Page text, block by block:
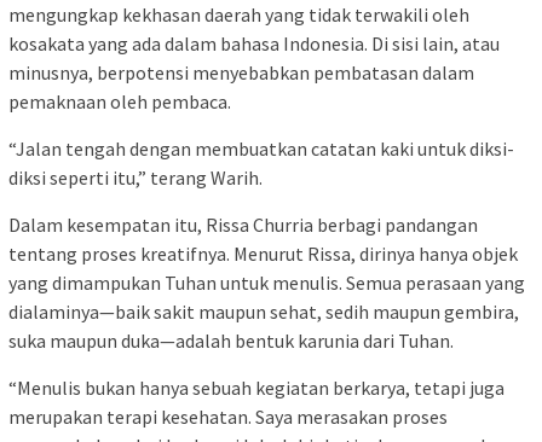
mengungkap kekhasan daerah yang tidak terwakili oleh
kosakata yang ada dalam bahasa Indonesia. Di sisi lain, atau
minusnya, berpotensi menyebabkan pembatasan dalam
pemaknaan oleh pembaca.
“Jalan tengah dengan membuatkan catatan kaki untuk diksi-
diksi seperti itu,” terang Warih.
Dalam kesempatan itu, Rissa Churria berbagi pandangan
tentang proses kreatifnya. Menurut Rissa, dirinya hanya objek
yang dimampukan Tuhan untuk menulis. Semua perasaan yang
dialaminya—baik sakit maupun sehat, sedih maupun gembira,
suka maupun duka—adalah bentuk karunia dari Tuhan.
“Menulis bukan hanya sebuah kegiatan berkarya, tetapi juga
merupakan terapi kesehatan. Saya merasakan proses